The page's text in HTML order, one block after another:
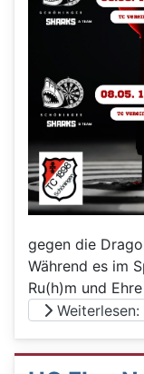
gegen die
Während es im
Ru(h)m und
Weiterlesen: